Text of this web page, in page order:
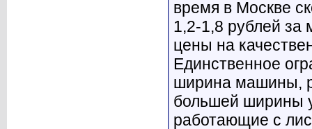
время в Москве
1,2-1,8 рублей за
цены на
Единственное
ширина машины,
большей ширины
работающие с